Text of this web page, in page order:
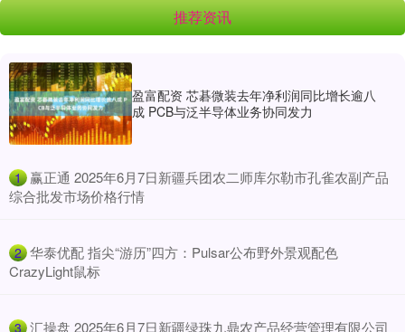
推荐资讯
盈富配资 芯碁微装去年净利润同比增长逾八
成 PCB与泛半导体业务协同发力
1 ​赢正通 2025年6月7日新疆兵团农二师库尔勒市孔雀农副产品
综合批发市场价格行情
2 ​华泰优配 指尖“游历”四方：Pulsar公布野外景观配色
CrazyLight鼠标
3 ​汇操盘 2025年6月7日新疆绿珠九鼎农产品经营管理有限公司